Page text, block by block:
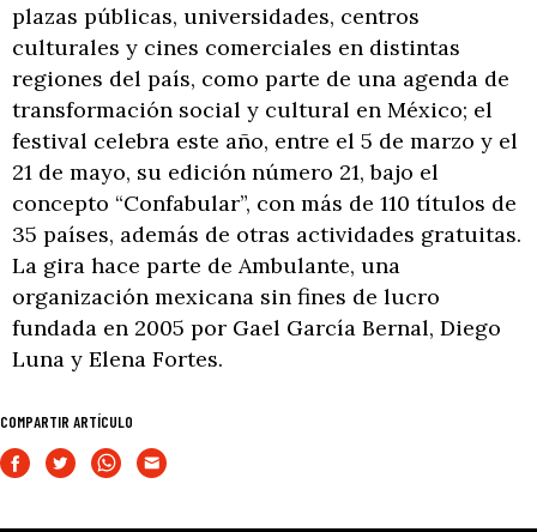
plazas públicas, universidades, centros
culturales y cines comerciales en distintas
regiones del país, como parte de una agenda de
transformación social y cultural en México; el
festival celebra este año, entre el 5 de marzo y el
21 de mayo, su edición número 21, bajo el
concepto “Confabular”, con más de 110 títulos de
35 países, además de otras actividades gratuitas.
La gira hace parte de Ambulante, una
organización mexicana sin fines de lucro
fundada en 2005 por Gael García Bernal, Diego
Luna y Elena Fortes.
COMPARTIR ARTÍCULO